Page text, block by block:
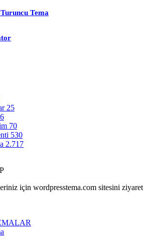
Tema
25
70
530
2.717
için wordpresstema.com sitesini ziyaret